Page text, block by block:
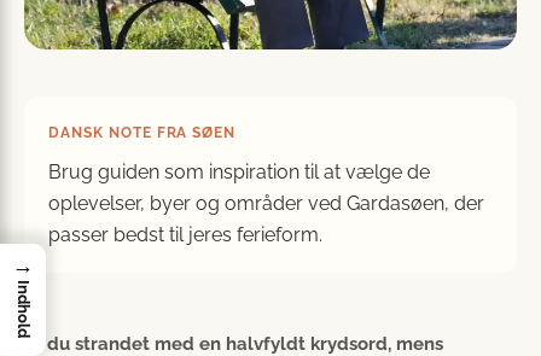
DANSK NOTE FRA SØEN
Brug guiden som inspiration til at vælge de
oplevelser, byer og områder ved Gardasøen, der
passer bedst til jeres ferieform.
Er du strandet med en halvfyldt krydsord, mens
→
Indhold